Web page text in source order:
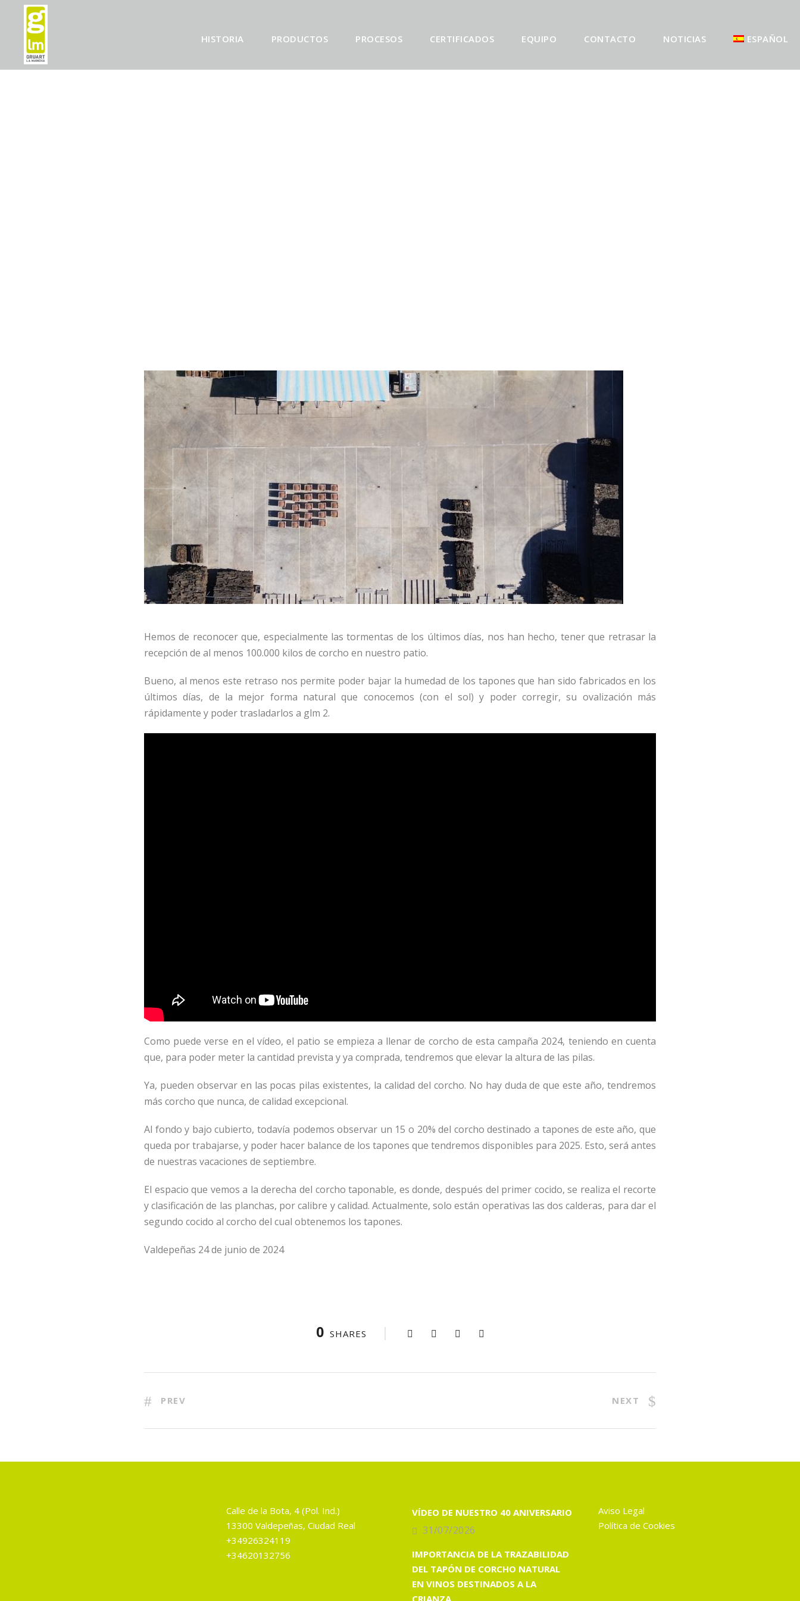
HISTORIA PRODUCTOS PROCESOS CERTIFICADOS EQUIPO CONTACTO NOTICIAS ESPAÑOL
Hemos de reconocer que, especialmente las tormentas de los últimos días, nos han hecho, tener que retrasar la
recepción de al menos 100.000 kilos de corcho en nuestro patio.
Bueno, al menos este retraso nos permite poder bajar la humedad de los tapones que han sido fabricados en los
últimos días, de la mejor forma natural que conocemos (con el sol) y poder corregir, su ovalización más
rápidamente y poder trasladarlos a glm 2.
Como puede verse en el vídeo, el patio se empieza a llenar de corcho de esta campaña 2024, teniendo en cuenta
que, para poder meter la cantidad prevista y ya comprada, tendremos que elevar la altura de las pilas.
Ya, pueden observar en las pocas pilas existentes, la calidad del corcho. No hay duda de que este año, tendremos
más corcho que nunca, de calidad excepcional.
Al fondo y bajo cubierto, todavía podemos observar un 15 o 20% del corcho destinado a tapones de este año, que
queda por trabajarse, y poder hacer balance de los tapones que tendremos disponibles para 2025. Esto, será antes
de nuestras vacaciones de septiembre.
El espacio que vemos a la derecha del corcho taponable, es donde, después del primer cocido, se realiza el recorte
y clasificación de las planchas, por calibre y calidad. Actualmente, solo están operativas las dos calderas, para dar el
segundo cocido al corcho del cual obtenemos los tapones.
Valdepeñas 24 de junio de 2024
0 SHARES
PREV NEXT
Calle de la Bota, 4 (Pol. Ind.)
13300 Valdepeñas, Ciudad Real
+34926324119
+34620132756
VÍDEO DE NUESTRO 40 ANIVERSARIO
31/07/2026
IMPORTANCIA DE LA TRAZABILIDAD
DEL TAPÓN DE CORCHO NATURAL
EN VINOS DESTINADOS A LA
Aviso Legal
Política de Cookies